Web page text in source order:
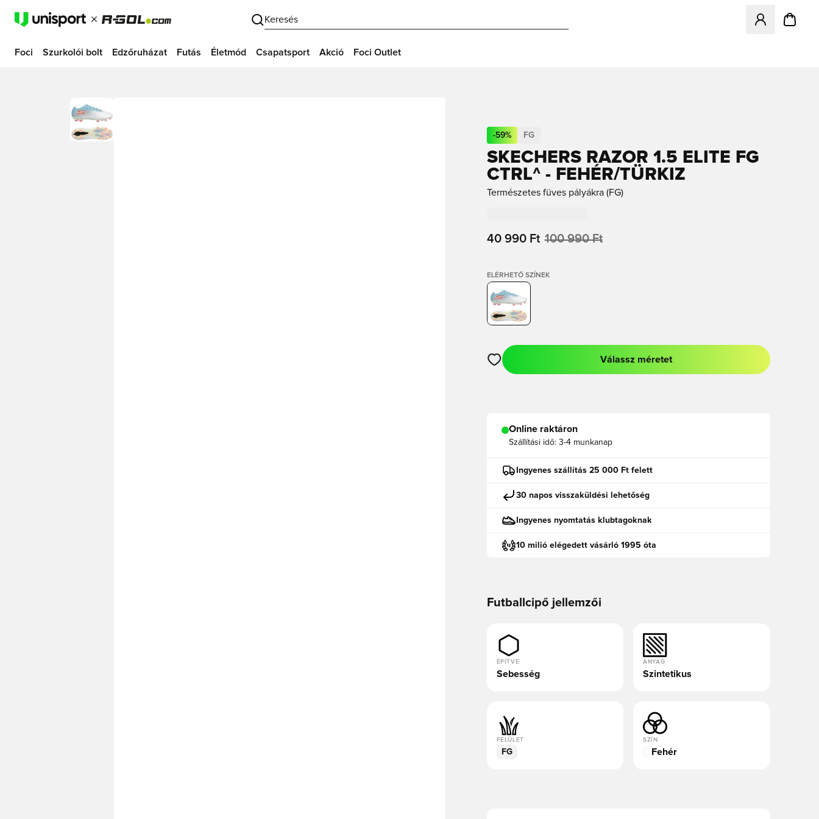
Keresés
Megnyit egy
Foci Szurkolói bolt Edzőruházat Futás Életmód Csapatsport Akció Foci Outlet
-59% FG
SKECHERS RAZOR 1.5 ELITE FG
CTRL^ - FEHÉR/TÜRKIZ
Természetes füves pályákra (FG)
40 990 Ft 100 990 Ft
ELÉRHETŐ SZÍNEK
Megnyit egy modált a bejelentkezéshez vagy a tagként való regisztrációhoz
Válassz méretet
Online raktáron
Szállítási idő: 3-4 munkanap
Ingyenes szállítás 25 000 Ft felett
30 napos visszaküldési lehetőség
Ingyenes nyomtatás klubtagoknak
10 milió elégedett vásárló 1995 óta
Futballcipő jellemzői
ÉPÍTVE
Sebesség
ANYAG
Szintetikus
FELÜLET
FG
SZÍN
Fehér